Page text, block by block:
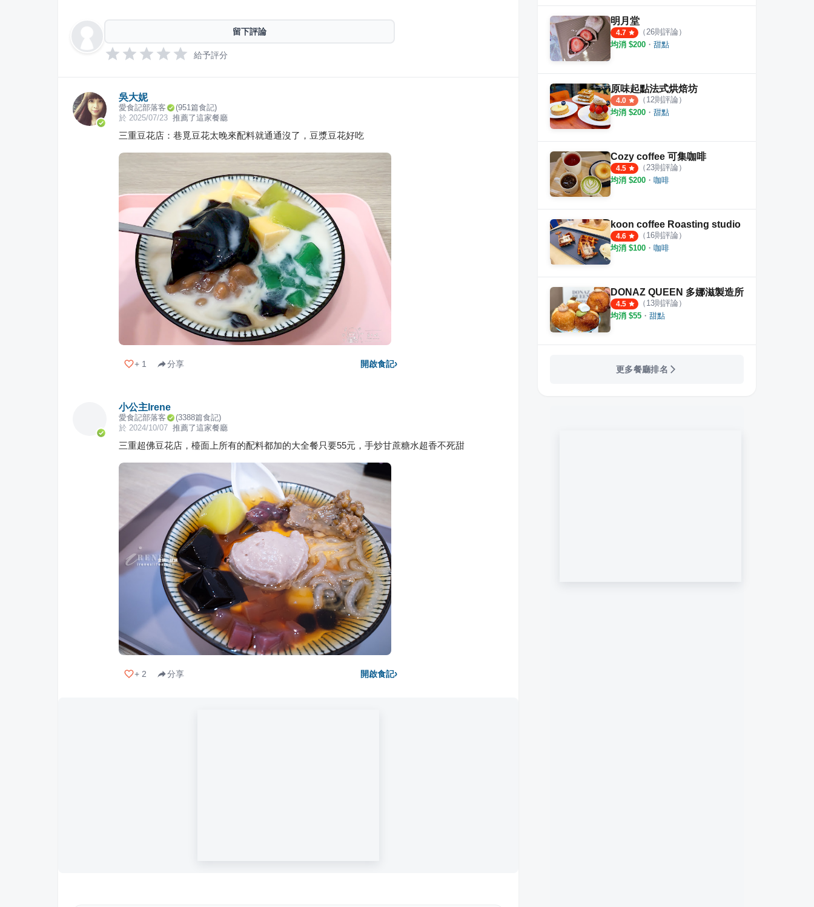
留下評論
給予評分
吳大妮
愛食記部落客 (951 篇食記)
於 2025/07/23 推薦了這家餐廳
三重豆花店：巷覓豆花太晚來配料就通通沒了，豆漿豆花好吃
+ 1 分享 開啟食記›
小公主Irene
愛食記部落客 (3388篇食記)
於 2024/10/07 推薦了這家餐廳
三重超佛豆花店，檯面上所有的配料都加的大全餐只要55元，手炒甘蔗糖水超香不死甜
+ 2 分享 開啟食記›
明月堂
4.7 （26則評論）
均消 $200 ・ 甜點
原味起點法式烘焙坊
4.0 （ 12則評論）
均消 $200 ・ 甜點
Cozy coffee 可集咖啡
4.5 （23則評論）
均消 $200 ・ 咖啡
koon coffee Roasting studio
4.6 （ 16則評論）
均消 $100 ・ 咖啡
DONAZ QUEEN 多娜滋製造所
4.5 （ 13則評論）
均消 $55 ・ 甜點
更多餐廳排名